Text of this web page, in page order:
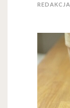
REDAKCJA